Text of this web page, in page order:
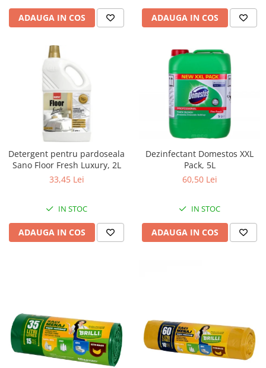
ADAUGA IN COS ADAUGA IN COS
Detergent pentru pardoseala
Sano Floor Fresh Luxury, 2L
33,45 Lei
IN STOC
ADAUGA IN COS
Dezinfectant Domestos XXL
Pack, 5L
60,50 Lei
IN STOC
ADAUGA IN COS